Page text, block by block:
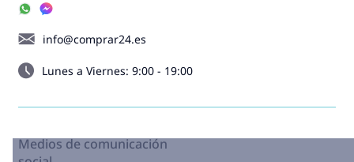
info@comprar24.es
Lunes a Viernes: 9:00 - 19:00
Medios de comunicación